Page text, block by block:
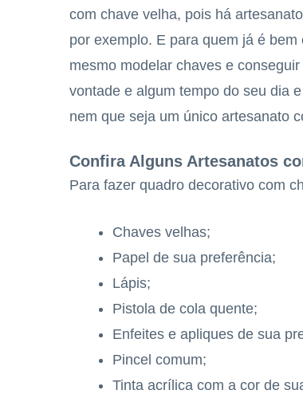
com chave velha, pois há
por exemplo. E para quem já é
mesmo modelar chaves e
vontade e algum tempo do seu dia
nem que seja um único artesanato
Confira Alguns Artesanatos
Para fazer quadro decorativo com
Chaves velhas;
Papel de sua preferência;
Lápis;
Pistola de cola quente;
Enfeites e apliques de sua
Pincel comum;
Tinta acrílica com a cor de